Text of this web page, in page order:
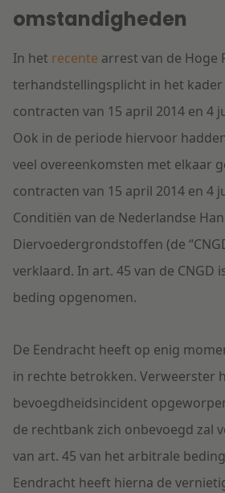
omstandigheden
In het recente arrest van de Hoge
terhandstellingsplicht in het kader
contracten van 15 april 2014 en 4
Ook in de periode hiervoor
veel overeenkomsten met elkaar
contracten van 15 april 2014 en 4
Conditiën van de Nederlandse
Diervoedergrondstoffen (de
verklaard. In art. 45 van de CNGD
beding opgenomen.
De Eendracht heeft op enig
in rechte betrokken. Verweerster
bevoegdheidsincident
de rechtbank zich onbevoegd zal
van art. 45 van het arbitrale
Eendracht heeft hierna de